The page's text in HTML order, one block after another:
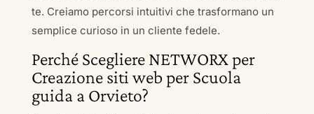
te. Creiamo percorsi intuitivi che trasformano un
semplice curioso in un cliente fedele.
Perché Scegliere NETWORX per
Creazione siti web per Scuola
guida a Orvieto?